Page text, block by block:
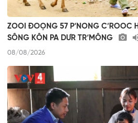
ZOOI ĐOỌNG 57 P’NONG C’ROOC
SÔNG KÔN PA DƯR TR’MÔNG
08/08/2026